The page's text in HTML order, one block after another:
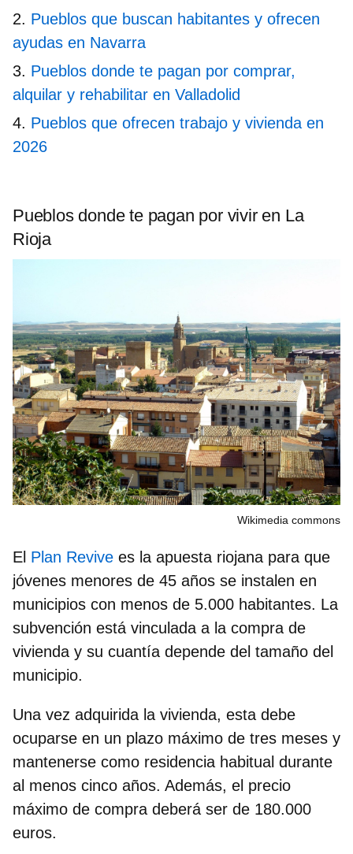
Pueblos que buscan habitantes y ofrecen
ayudas en Navarra
Pueblos donde te pagan por comprar,
alquilar y rehabilitar en Valladolid
Pueblos que ofrecen trabajo y vivienda en
2026
Pueblos donde te pagan por vivir en La
Rioja
Wikimedia commons
El Plan Revive es la apuesta riojana para que
jóvenes menores de 45 años se instalen en
municipios con menos de 5.000 habitantes. La
subvención está vinculada a la compra de
vivienda y su cuantía depende del tamaño del
municipio.
Una vez adquirida la vivienda, esta debe
ocuparse en un plazo máximo de tres meses y
mantenerse como residencia habitual durante
al menos cinco años. Además, el precio
máximo de compra deberá ser de 180.000
euros.